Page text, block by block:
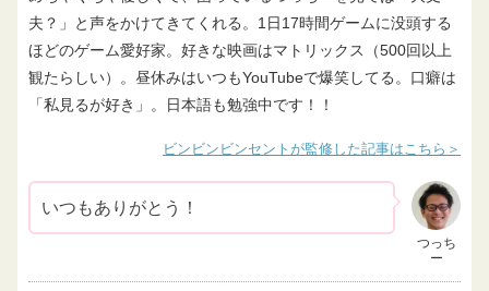
夫？」と声をかけてきてくれる。1日17時間ゲームに没頭する
ほどのゲーム愛好家。好きな映画はマトリックス（500回以上
観たらしい）。昼休みはいつもYouTubeで爆笑してる。口癖は
「私見るが好き」。日本語も勉強中です！！
ビンビンビンセントが監修した記事はこちら
つっち
ー
いつもありがとう！